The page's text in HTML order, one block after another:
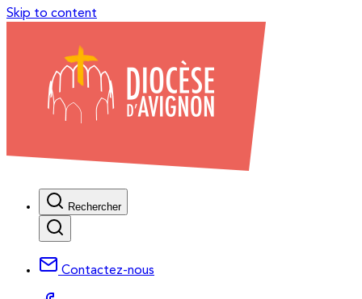
Skip to content
Rechercher
Contactez-nous